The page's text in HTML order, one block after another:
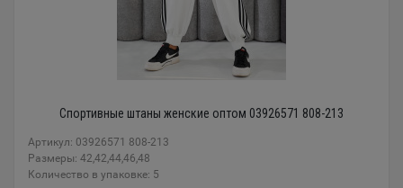
Спортивные штаны женские оптом 03926571 808-213
Артикул: 03926571 808-213
Размеры: 42,42,44,46,48
Количество в упаковке: 5